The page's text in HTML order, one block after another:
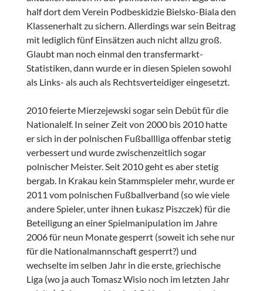
half dort dem Verein Podbeskidzie Bielsko-Biala den
Klassenerhalt zu sichern. Allerdings war sein Beitrag
mit lediglich fünf Einsätzen auch nicht allzu groß.
Glaubt man noch einmal den transfermarkt-
Statistiken, dann wurde er in diesen Spielen sowohl
als Links- als auch als Rechtsverteidiger eingesetzt.
2010 feierte Mierzejewski sogar sein Debüt für die
Nationalelf. In seiner Zeit von 2000 bis 2010 hatte
er sich in der polnischen Fußballliga offenbar stetig
verbessert und wurde zwischenzeitlich sogar
polnischer Meister. Seit 2010 geht es aber stetig
bergab. In Krakau kein Stammspieler mehr, wurde er
2011 vom polnischen Fußballverband (so wie viele
andere Spieler, unter ihnen Łukasz Piszczek) für die
Beteiligung an einer Spielmanipulation im Jahre
2006 für neun Monate gesperrt (soweit ich sehe nur
für die Nationalmannschaft gesperrt?) und
wechselte im selben Jahr in die erste, griechische
Liga (wo ja auch Tomasz Wisio noch im letzten Jahr